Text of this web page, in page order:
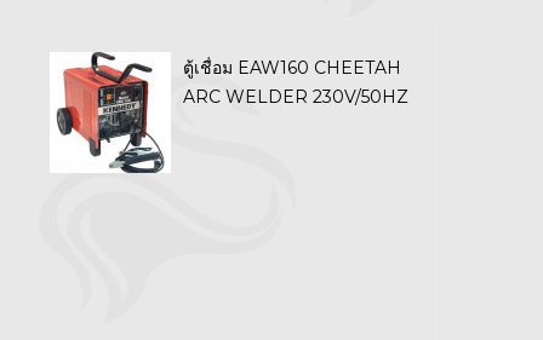
ตู้เชื่อม EAW160 CHEETAH
ARC WELDER 230V/50HZ